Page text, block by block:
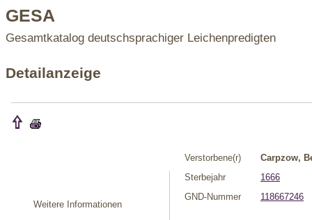
GESA
Gesamtkatalog deutschsprachiger Leichenpredigten
Detailanzeige
Weitere Informationen
Verstorbene(r)
Carpzow,
Sterbejahr
1666
GND-Nummer
118667246